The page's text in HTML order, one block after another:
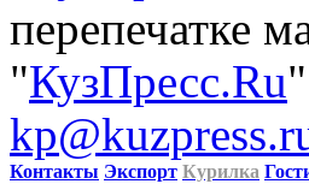
перепечатке
"КузПресс.Ru
Контакты Экспорт Курилка